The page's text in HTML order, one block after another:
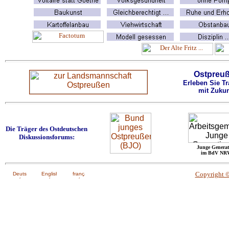
Erleben Sie
mit
Die Träger des Ostdeutschen
Diskussionsforums:
Junge
im BdV
Copyright